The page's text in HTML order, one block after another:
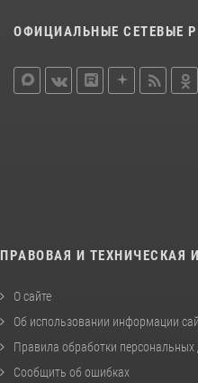
ОФИЦИАЛЬНЫЕ СЕТЕВЫЕ
ПРАВОВАЯ И ТЕХНИЧЕСКАЯ
О сайте
Об использовании информации
Правила обработки
Сообщить об ошибках